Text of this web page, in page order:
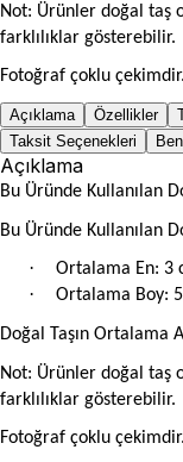
Not: Ürünler doğal taş
farklılıklar gösterebilir.
Fotoğraf çoklu
Açıklama Özellikler
Taksit Seçenekleri
Açıklama
Bu Üründe Kullanılan
Bu Üründe Kullanılan
· Ortalama En: 3
· Ortalama Boy:
Doğal Taşın Ortalama
Not: Ürünler doğal taş
farklılıklar gösterebilir.
Fotoğraf çoklu